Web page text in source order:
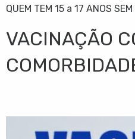
QUEM TEM 15 a 17 ANOS
VACINAÇÃO